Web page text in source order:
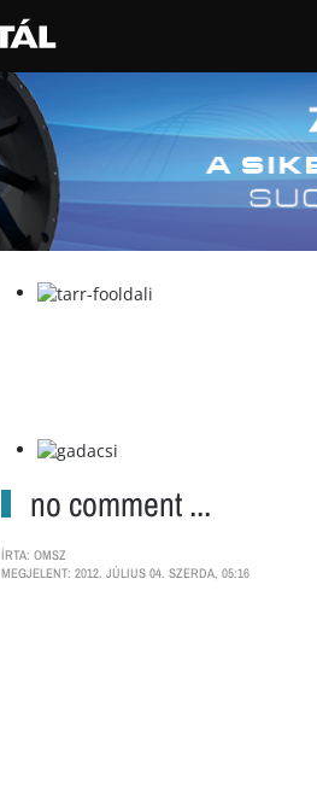
no comment ...
ÍRTA: OMSZ
MEGJELENT: 2012. JÚLIUS 04. SZERDA, 05:16